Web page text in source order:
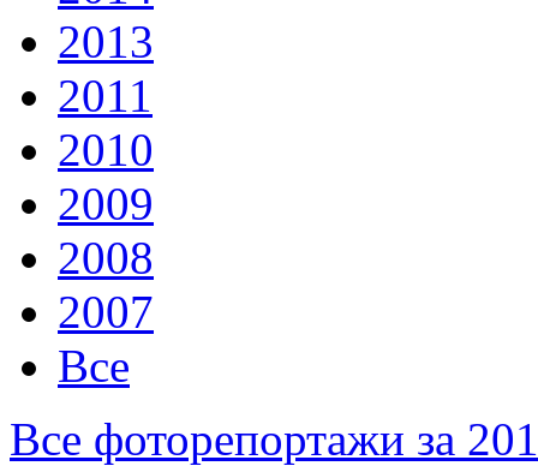
2013
2011
2010
2009
2008
2007
Все
Все фоторепортажи за